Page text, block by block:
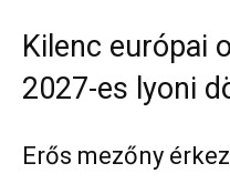
Kilenc európai
2027-es lyoni
Erős mezőny